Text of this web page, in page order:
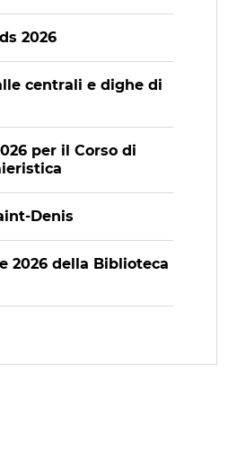
2026
centrali e dighe di
per il Corso di
Denis
2026 della Biblioteca